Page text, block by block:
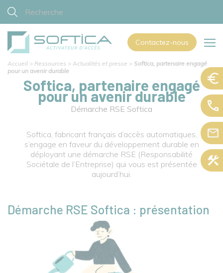
Contactez-nous
Accueil > Ressources > Actualités et presse > Softica, partenaire engagé
pour un avenir durable
Softica, partenaire engagé
pour un avenir durable
Démarche RSE Softica
Softica, fabricant français d’accès automatiques,
s’engage en faveur du développement durable en
déployant une démarche RSE (Responsabilité
Sociétale de l’Entreprise) qui vous est présentée
aujourd’hui.
Démarche RSE Softica : présentation